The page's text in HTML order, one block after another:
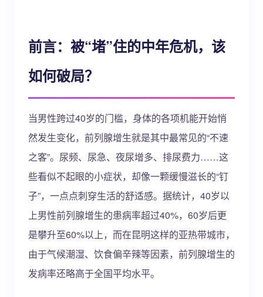
前言：被“堵”住的中年危机，该
如何破局？
当男性跨过40岁的门槛，身体的各项机能开始悄
然发生变化，前列腺增生就是其中最常见的“不速
之客”。尿频、尿急、夜尿增多、排尿费力……这
些看似不起眼的小症状，却像一颗缓慢滋长的“钉
子”，一点点刺穿生活的舒适感。据统计，40岁以
上男性前列腺增生的患病率超过40%，60岁后更
是攀升至60%以上，而在昆明这样的亚热带城市，
由于气候潮湿、饮食偏辛辣等因素，前列腺增生的
发病率还略高于全国平均水平。